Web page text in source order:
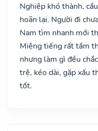
Nghiệp khó thành,
hoãn lại. Người đi
Nam tìm nhanh mới
Miệng tiếng rất tầm
nhưng làm gì đều
trệ, kéo dài, gặp xấu
tốt.